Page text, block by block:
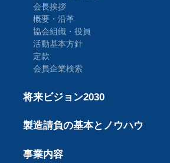
会長挨拶
概要・沿革
協会組織・役員
活動基本方針
定款
会員企業検索
将来ビジョン2030
製造請負の基本とノウハウ
事業内容